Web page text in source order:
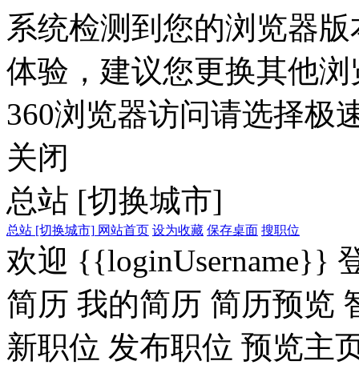
系统检测到您的浏览器
体验，建议您更换其他
360浏览器访问请选择极
关闭
总站 [切换城市]
总站 [切换城市] 网站首页 设为收藏 保存桌面 搜职位
欢迎 {{loginUsername}}
简历 我的简历 简历预览
新职位 发布职位 预览主